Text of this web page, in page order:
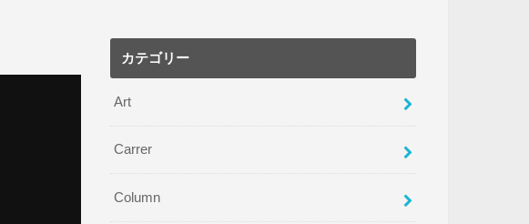
カテゴリー
Art
Carrer
Column